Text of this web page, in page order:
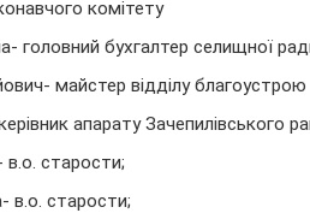
комітету
головний бухгалтер селищної
майстер відділу благоустрою
апарату Зачепилівського
в.о. старости;
в.о. старости;